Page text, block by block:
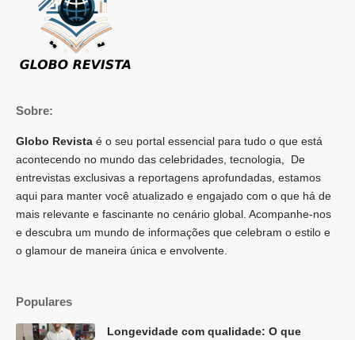
Sobre:
Globo Revista é o seu portal essencial para tudo o que está
acontecendo no mundo das celebridades, tecnologia, De
entrevistas exclusivas a reportagens aprofundadas, estamos
aqui para manter você atualizado e engajado com o que há de
mais relevante e fascinante no cenário global. Acompanhe-nos
e descubra um mundo de informações que celebram o estilo e
o glamour de maneira única e envolvente.
Populares
Longevidade com qualidade: O que